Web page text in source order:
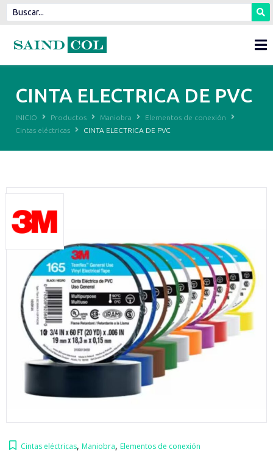
CINTA ELECTRICA DE PVC
INICIO Productos Maniobra
Elementos de conexión
Cintas eléctricas
CINTA ELECTRICA DE PVC
Cintas eléctricas, Maniobra, Elementos de conexión